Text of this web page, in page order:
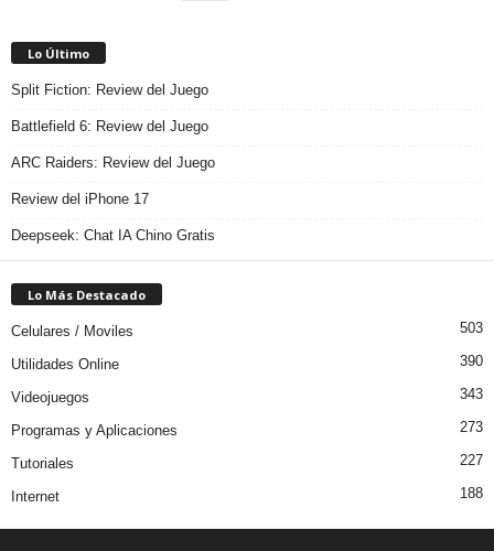
Lo Último
Split Fiction: Review del Juego
Battlefield 6: Review del Juego
ARC Raiders: Review del Juego
Review del iPhone 17
Deepseek: Chat IA Chino Gratis
Lo Más Destacado
Celulares / Moviles 503
Utilidades Online 390
Videojuegos 343
Programas y Aplicaciones 273
Tutoriales 227
Internet 188